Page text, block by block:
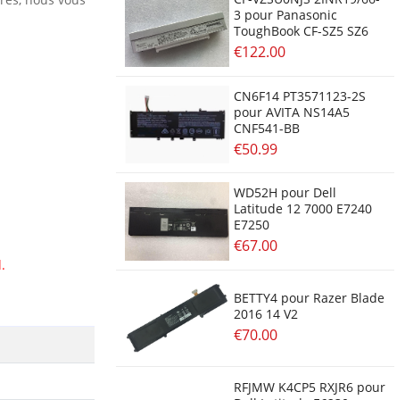
3 pour Panasonic
ToughBook CF-SZ5 SZ6
€122.00
CN6F14 PT3571123-2S
pour AVITA NS14A5
CNF541-BB
€50.99
WD52H pour Dell
Latitude 12 7000 E7240
E7250
€67.00
BETTY4 pour Razer Blade
2016 14 V2
€70.00
RFJMW K4CP5 RXJR6 pour